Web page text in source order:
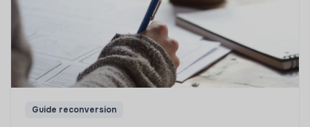
Guide reconversion